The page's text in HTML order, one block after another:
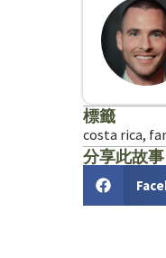
標籤
costa rica,
分享此故事